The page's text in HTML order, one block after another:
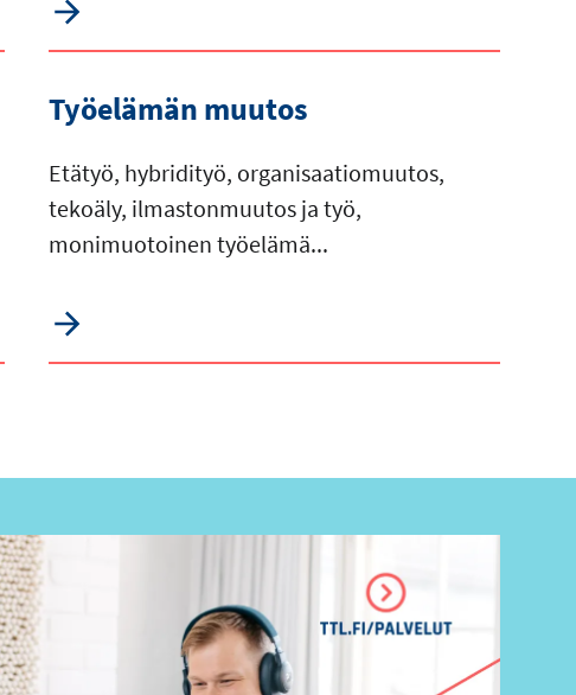
Työelämän muutos
Etätyö, hybridityö, organisaatiomuutos,
tekoäly, ilmastonmuutos ja työ,
monimuotoinen työelämä...